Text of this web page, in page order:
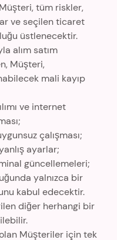
tüm riskler,
ve seçilen ticaret
üstlenecektir.
alım satım
Müşteri,
mali kayıp
ve internet
çalışması;
ayarlar;
güncellemeleri;
yalnızca bir
kabul edecektir.
diğer herhangi bir
Müşteriler için tek